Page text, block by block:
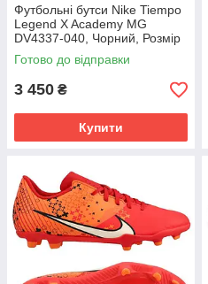
Футбольні бутси Nike Tiempo
Legend X Academy MG
DV4337-040, Чорний, Розмір
(EU) - 43
Готово до відправки
3 450 ₴
Купити